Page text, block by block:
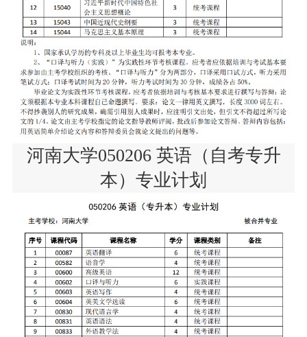
河南大学050206 英语（自考专升
本）专业计划